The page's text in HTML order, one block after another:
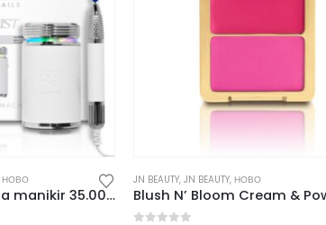
НОВО
J.-TWIST mašinka za manikir 35.000 rpm
JN BEAUTY, JN BEAUTY, НОВО